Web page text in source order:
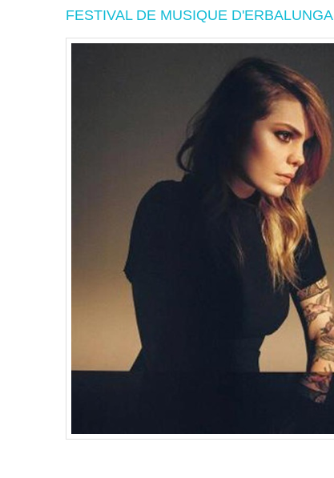
FESTIVAL DE MUSIQUE D'ERBALUNGA